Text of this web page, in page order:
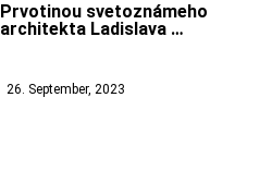
Prvotinou svetoznámeho
architekta Ladislava
26. September, 2023